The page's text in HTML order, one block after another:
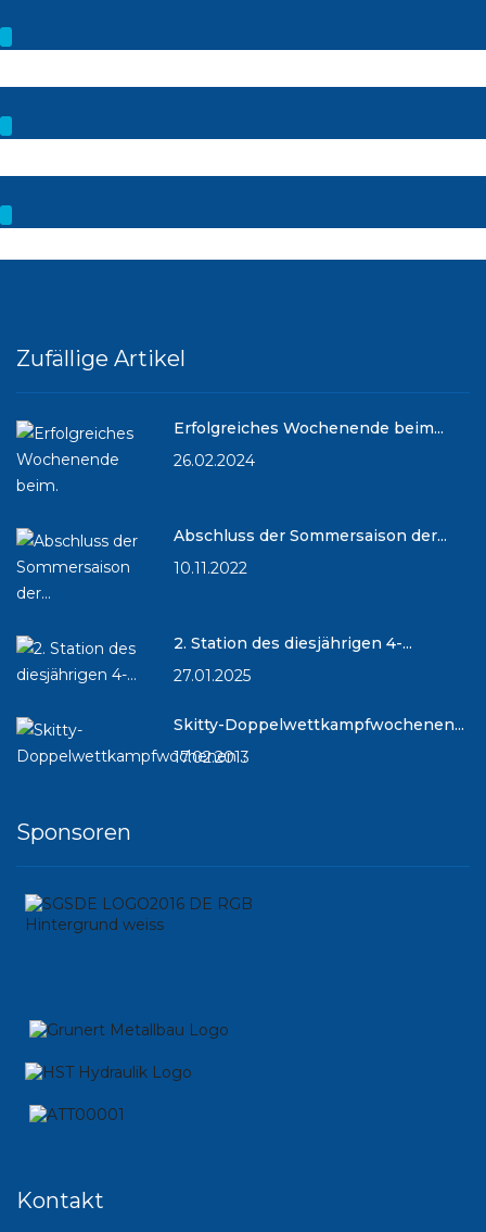
Zufällige Artikel
Erfolgreiches Wochenende beim...
26.02.2024
Abschluss der Sommersaison der...
10.11.2022
2. Station des diesjährigen 4-...
27.01.2025
Skitty-Doppelwettkampfwochenen...
17.02.2013
Sponsoren
Kontakt